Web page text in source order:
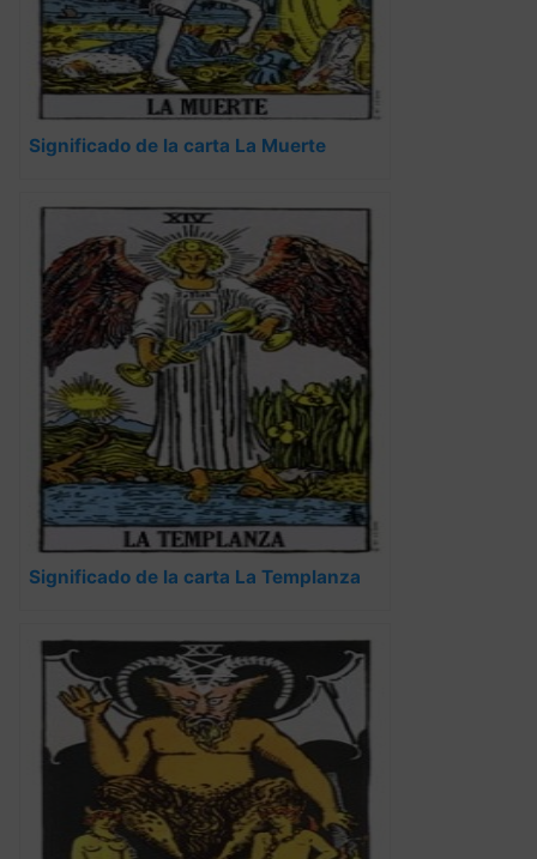
Significado de la carta La Muerte
Significado de la carta La Templanza